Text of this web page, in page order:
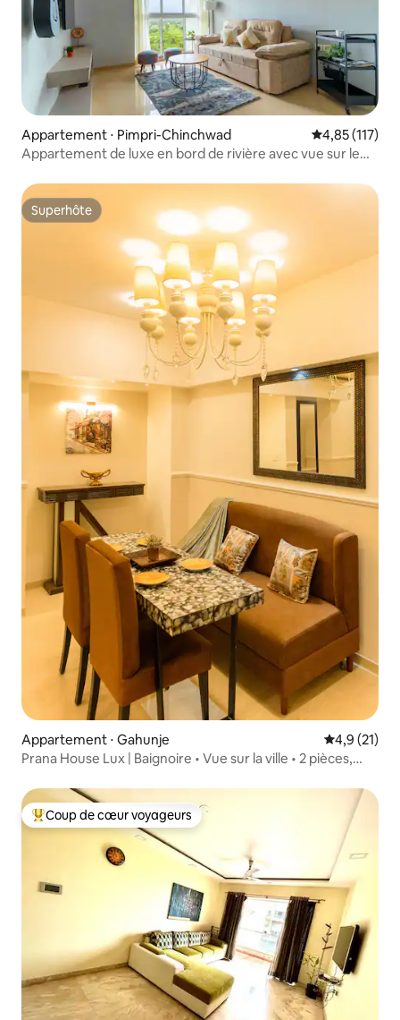
Appartement ⋅ Pimpri-Chinchwad Évaluation
4,85 (117)
Appartement de luxe en bord de rivière avec vue sur le
Superhôte
Superhôte
Appartement ⋅ Gahunje Évaluation
4,9 (21)
Prana House Lux | Baignoire • Vue sur la ville • 2 pièces,
Coups de cœur voyageurs les plus appréciés
Coup de cœur voyageurs